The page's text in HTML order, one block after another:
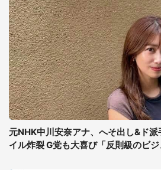
元NHK中川安奈アナ、へそ出し&ド
イル炸裂 G党も大喜び「反則級のビジ